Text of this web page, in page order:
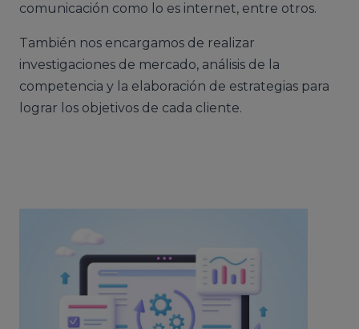
comunicación como lo es internet, entre otros.
También nos encargamos de realizar
investigaciones de mercado, análisis de la
competencia y la elaboración de estrategias para
lograr los objetivos de cada cliente.